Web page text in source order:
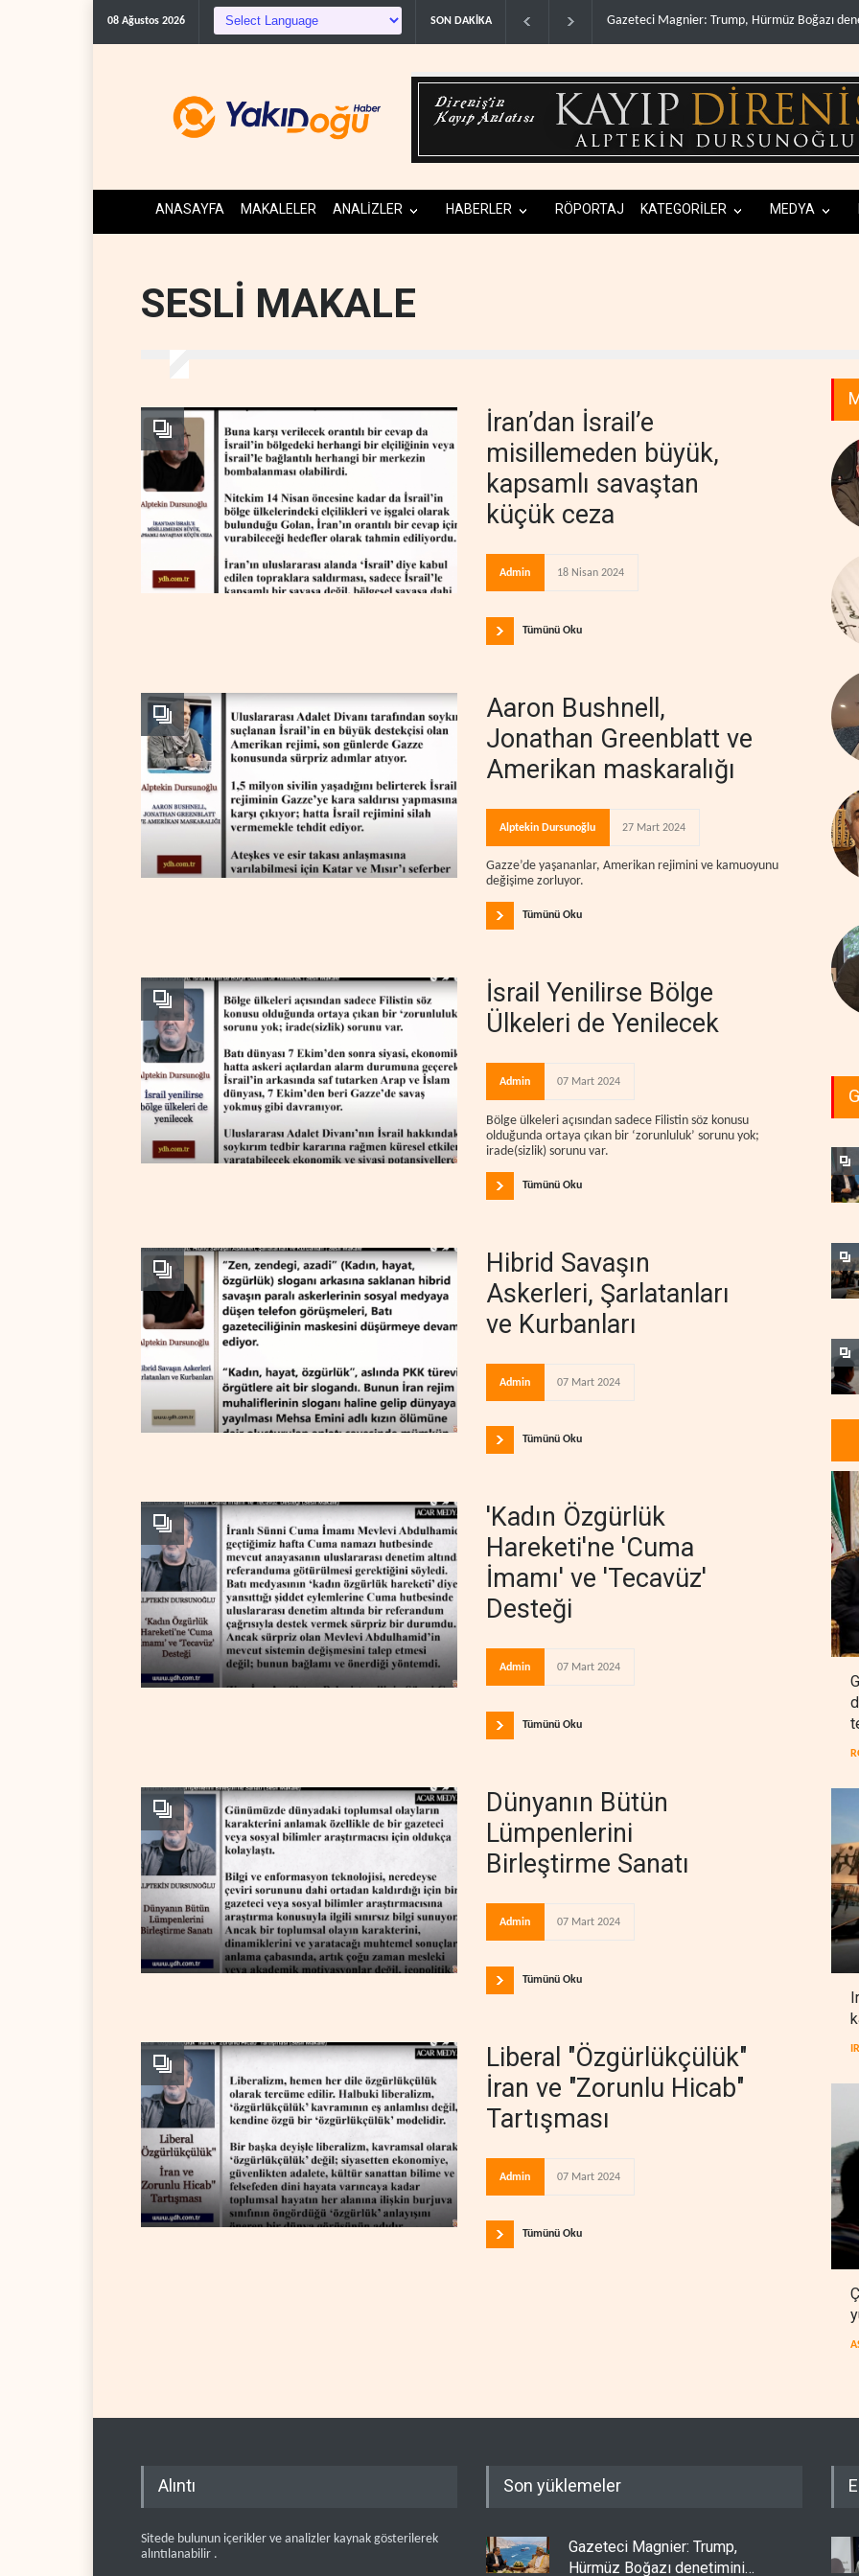
08 Ağustos 2026 SON DAKİKA
Gazeteci Magnier: Trump, Hürmüz Boğazı denetimini doğru.. Irak Direnişi: Misilleme ertelendi, hesap
ANASAYFA MAKALELER ANALİZLER HABERLER RÖPORTAJ KATEGORİLER MEDYA
SESLİ MAKALE
İran’dan İsrail’e
misillemeden büyük,
kapsamlı savaştan
küçük ceza
Admin 18 Nisan 2024
Tümünü Oku
Aaron Bushnell,
Jonathan Greenblatt ve
Amerikan maskaralığı
Alptekin Dursunoğlu 27 Mart 2024
Gazze’de yaşananlar, Amerikan rejimini ve kamuoyunu
değişime zorluyor.
Tümünü Oku
İsrail Yenilirse Bölge
Ülkeleri de Yenilecek
Admin 07 Mart 2024
Bölge ülkeleri açısından sadece Filistin söz konusu
olduğunda ortaya çıkan bir ‘zorunluluk’ sorunu yok;
irade(sizlik) sorunu var.
Tümünü Oku
Hibrid Savaşın
Askerleri, Şarlatanları
ve Kurbanları
Admin 07 Mart 2024
Tümünü Oku
'Kadın Özgürlük
Hareketi'ne 'Cuma
İmamı' ve 'Tecavüz'
Desteği
Admin 07 Mart 2024
Tümünü Oku
Dünyanın Bütün
Lümpenlerini
Birleştirme Sanatı
Admin 07 Mart 2024
Tümünü Oku
Liberal "Özgürlükçülük"
İran ve "Zorunlu Hicab"
Tartışması
Admin 07 Mart 2024
Tümünü Oku
Alıntı
Sitede bulunun içerikler ve analizler kaynak gösterilerek
alıntılanabilir .
Son yüklemeler
Gazeteci Magnier: Trump,
Hürmüz Boğazı denetimini